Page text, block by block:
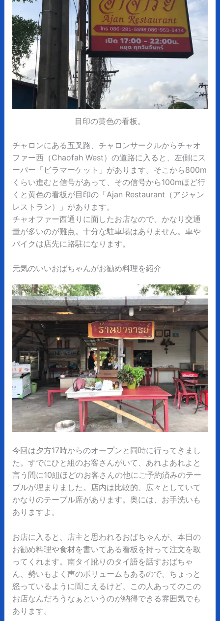
目印の黄色の看板。
チャロンにある五叉路、チャロンサークルからチャオ
ファー西（Chaofah West）の道路に入ると、左側にス
ーパー「ビラマーケット」があります。そこから800m
くらい進むと信号があって、その信号から100mほど行
くと黄色の看板が目印の「Ajan Restaurant（アジャン
レストラン）」があります。
チャオファー西通りに面したお店なので、かなり交通
量が多いのが難点。十分な駐車場はありません。車や
バイクは店先に路駐になります。
元気のいいおばちゃんがお勧め料理を紹介
今回は夕方17時からのオープンと同時に行ってきまし
た。すでにひと組のお客さんがいて、あれよあれよと
言う間に10組ほどのお客さんの他にご予約済みのテー
ブルが埋まりました。店内は比較的、広々としていて
かなりのテーブル席があります。奥には、お手洗いも
ありますよ。
お店に入ると、店主と思われるおばちゃんが、本日の
お勧め料理や食材を書いてある看板を持って注文を取
ってくれます。南タイ訛りのタイ語を話すおばちゃ
ん、勢いもよく声のボリュームもあるので、ちょっと
怒っているように聞こえるけど、この人あってのこの
お店なんだろうなぁというのが納得できる雰囲気でも
あります。